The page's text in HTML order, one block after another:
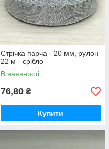
Стрічка парча - 20 мм, рулон
22 м - срібло
В наявності
76,80 ₴
Купити